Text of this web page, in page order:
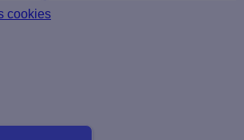
cookies